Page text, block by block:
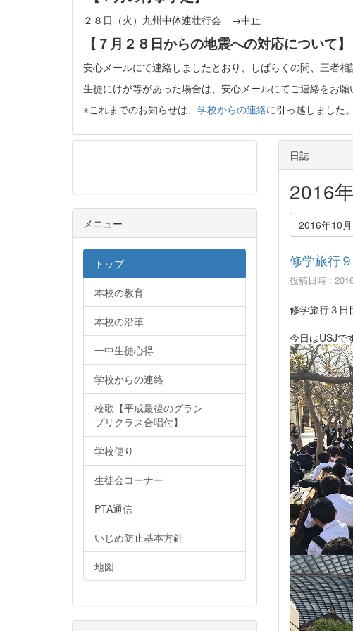
２８日（火）九州中体連壮行会 →中止
【７月２８日からの地震への対応について】
安心メールにて連絡しましたとおり、しばらくの間、三者
生徒にけが等があった場合は、安心メールにてご連絡をお願
※これまでのお知らせは、 学校からの連絡に引っ越しました。
日誌
2016
2016年10月
修学旅行９
投稿日時 :
修学旅行３日
今日はUSJで
メニュー
トップ
本校の教育
本校の沿革
一中生徒心得
学校からの連絡
校歌【平成最後のグラン
プリクラス合唱付】
学校便り
生徒会コーナー
PTA通信
いじめ防止基本方針
地図